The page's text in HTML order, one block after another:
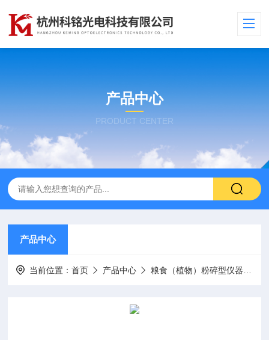
产品中心
PRODUCT CENTER
产品中心
当前位置：首页 产品中心 粮食（植物）粉碎型仪器